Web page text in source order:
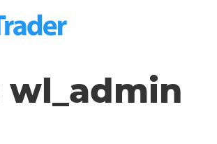
wl_admin